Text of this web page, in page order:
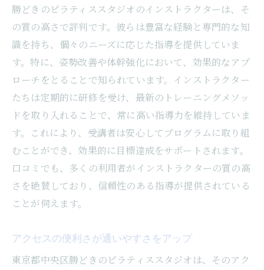
姿勢改善のための正しいフォームとテクニ
ック
継続的な通い方で効果を実感する方法
実際に効果を感じた利用者の声
女性に人気の理由勝どきのピラティススタジオ
で健康美を手に入れよう
女性の健康美をサポートするカスタマイズ
プログラム
美しい体を作るためのピラティスの魅力
女性特有の体型ニーズに応えるスタジオ
プライバシーが確保された安心の環境
実際の利用者が語る、効果的なピラティス
体験
勝どきのピラティススタジオのインストラクターは、そ
の質の高さで評判です。彼らは豊富な経験と専門的な知
識を持ち、個々のニーズに応じた指導を提供していま
す。特に、姿勢改善や体幹強化において、効果的なアプ
ローチをとることで知られています。インストラクター
たちは定期的に研修を受け、最新のトレーニングメソッ
ドを取り入れることで、常に高い指導力を維持していま
す。これにより、受講者は安心してプログラムに取り組
むことができ、効果的に目標達成をサポートされます。
口コミでも、多くの利用者がインストラクターの質の高
さを絶賛しており、信頼性のある指導が提供されている
ことが伺えます。
アクセスの便利さが通いやすさをアップ
東京都中央区勝どきのピラティススタジオは、そのアク